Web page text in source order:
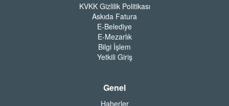
KVKK Gizlilik Politikası
Askıda Fatura
E-Belediye
E-Mezarlık
Bilgi İşlem
Yetkili Giriş
Genel
Haberler